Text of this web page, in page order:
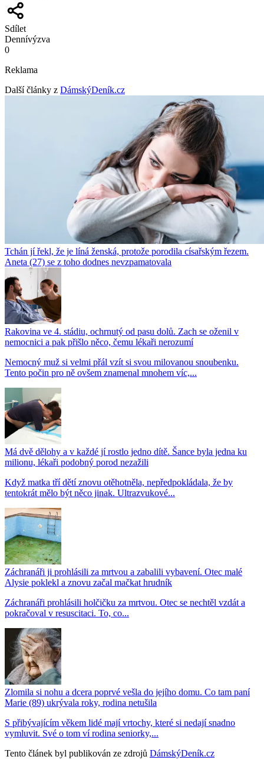
Sdílet
Dennívýzva
0
Reklama
Další články z DámskýDeník.cz
Tchán jí řekl, že je líná ženská, protože porodila císařským řezem.
Aneta (27) se z toho dodnes nevzpamatovala
Rakovina ve 4. stádiu, ochrnutý od pasu dolů. Zach se oženil v
nemocnici a pak přišlo něco, čemu lékaři nerozumí
Nemocný muž si velmi přál vzít si svou milovanou snoubenku.
Tento počin pro ně ovšem znamenal mnohem víc,...
Má dvě dělohy a v každé jí rostlo jedno dítě. Šance byla jedna ku
milionu, lékaři podobný porod nezažili
Když matka tří dětí znovu otěhotněla, nepředpokládala, že by
tentokrát mělo být něco jinak. Ultrazvukové...
Záchranáři ji prohlásili za mrtvou a zabalili vybavení. Otec malé
Alysie poklekl a znovu začal mačkat hrudník
Záchranáři prohlásili holčičku za mrtvou. Otec se nechtěl vzdát a
pokračoval v resuscitaci. To, co...
Zlomila si nohu a dcera poprvé vešla do jejího domu. Co tam paní
Marie (89) ukrývala roky, rodina netušila
S přibývajícím věkem lidé mají vrtochy, které si nedají snadno
vymluvit. Své o tom ví rodina seniorky,...
Tento článek byl publikován ze zdrojů DámskýDeník.cz